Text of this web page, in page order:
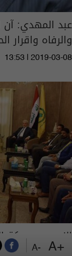
+A
-A
عبد المهدي: آن
والرفاه واقرار
13:53 | 2019-03-08
الزبيدي: معركة
الشباب وارادتهم